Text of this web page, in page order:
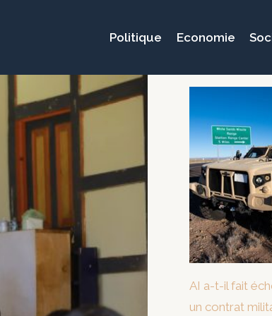
Politique Economie
AI a-t-il fait
un contrat